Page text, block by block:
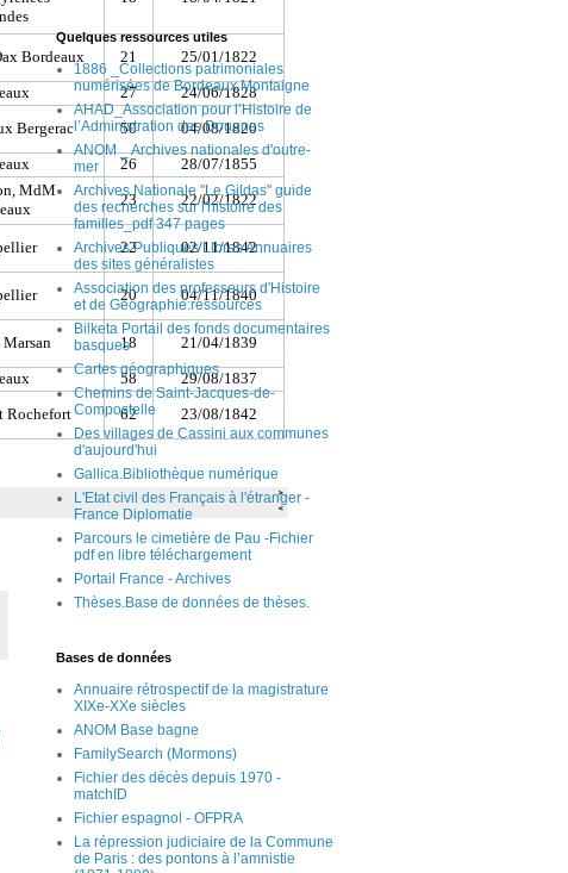
Quelques ressources utiles
1886 _Collections patrimoniales
numérisées de Bordeaux Montaigne
AHAD_Association pour l’Histoire de
l’Administration des Douanes
ANOM _ Archives nationales d'outre-
mer
Archives Nationale "Le Gildas" guide
des recherches sur l'histoire des
familles_pdf 347 pages
Archives Publiques Libres Annuaires
des sites généralistes
Association des professeurs d'Histoire
et de Géographie:ressources
Bilketa Portail des fonds documentaires
basques
Cartes géographiques
Chemins de Saint-Jacques-de-
Compostelle
Des villages de Cassini aux communes
d'aujourd'hui
Gallica.Bibliothèque numérique
L'Etat civil des Français à l'étranger -
France Diplomatie
Parcours le cimetière de Pau -Fichier
pdf en libre téléchargement
Portail France - Archives
Thèses.Base de données de thèses.
Bases de données
Annuaire rétrospectif de la magistrature
XIXe-XXe siècles
ANOM Base bagne
FamilySearch (Mormons)
Fichier des décès depuis 1970 -
matchID
Fichier espagnol - OFPRA
La répression judiciaire de la Commune
de Paris : des pontons à l’amnistie